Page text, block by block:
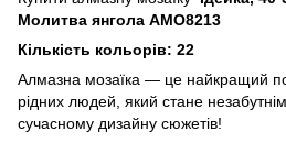
Молитва янгола AMO8213
Кількість кольорів: 22
Алмазна мозаїка — це найкращий
рідних людей, який стане
сучасному дизайну сюжетів!